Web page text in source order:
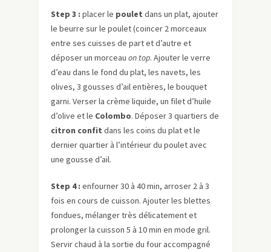
Step 3 : placer le poulet dans un plat, ajouter
le beurre sur le poulet (coincer 2 morceaux
entre ses cuisses de part et d’autre et
déposer un morceau on top. Ajouter le verre
d’eau dans le fond du plat, les navets, les
olives, 3 gousses d’ail entières, le bouquet
garni. Verser la crème liquide, un filet d’huile
d’olive et le Colombo. Déposer 3 quartiers de
citron confit dans les coins du plat et le
dernier quartier à l’intérieur du poulet avec
une gousse d’ail.
Step 4 : enfourner 30 à 40 min, arroser 2 à 3
fois en cours de cuisson. Ajouter les blettes
fondues, mélanger très délicatement et
prolonger la cuisson 5 à 10 min en mode gril.
Servir chaud à la sortie du four accompagné